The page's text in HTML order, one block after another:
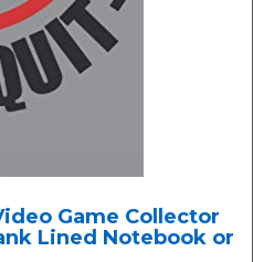
Game Collector
Lined Notebook or